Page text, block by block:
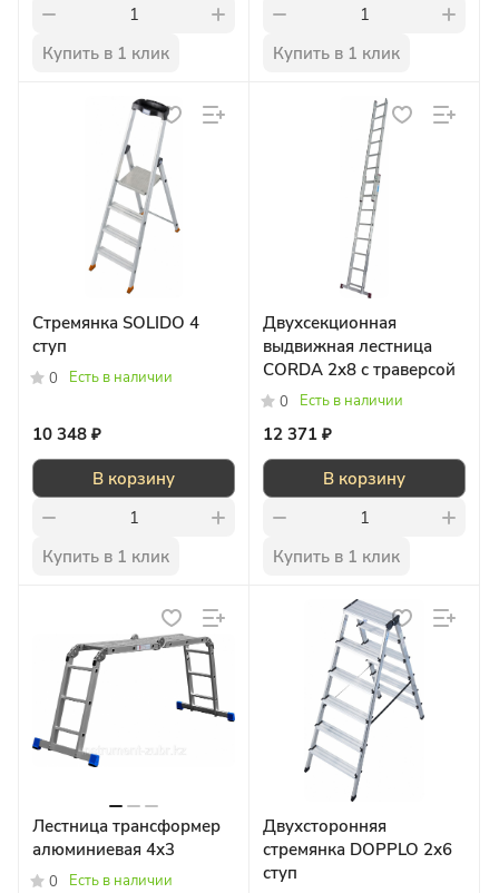
Купить в 1 клик Купить в 1 клик
Стремянка SOLIDO 4
ступ
0 Есть в наличии
10 348 ₽
В корзину
Купить в 1 клик
Двухсекционная
выдвижная лестница
CORDA 2х8 с траверсой
0 Есть в наличии
12 371 ₽
В корзину
Купить в 1 клик
Лестница трансформер
алюминиевая 4х3
0 Есть в наличии
Двухсторонняя
стремянка DOPPLO 2х6
ступ